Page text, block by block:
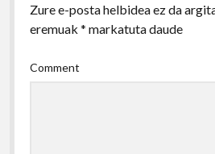
Zure e-posta helbidea ez da
eremuak * markatuta daude
Comment